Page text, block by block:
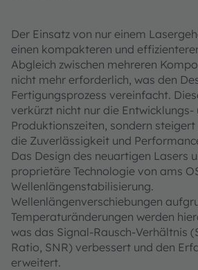
Der Einsatz von nur einem
einen kompakteren und
Abgleich zwischen mehreren
nicht mehr erforderlich, was den
Fertigungsprozess vereinfacht.
verkürzt nicht nur die Entwicklungs-
Produktionszeiten, sondern
die Zuverlässigkeit und
Das Design des neuartigen Lasers
proprietäre Technologie von ams
Wellenlängenstabilisierung.
Wellenlängenverschiebungen
Temperaturänderungen werden
was das Signal-Rausch-Verhältnis
Ratio, SNR) verbessert und den
erweitert.